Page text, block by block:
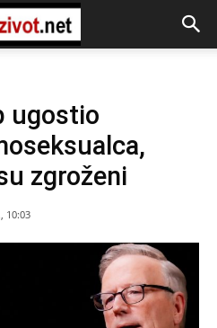
ugostio
zgroženi
10:03